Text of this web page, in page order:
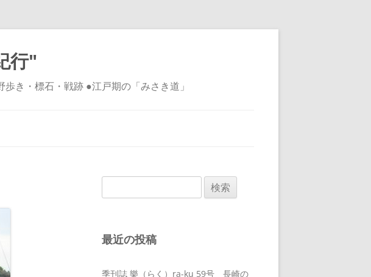
行"
き・標石・戦跡 ●江戸期の「みさき道」
索:
最近の投稿
季刊誌 樂（らく）ra-ku 59号 長崎の